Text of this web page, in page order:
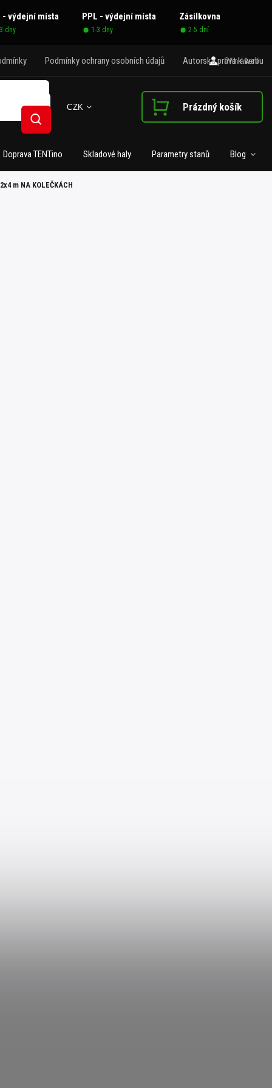
- výdejní místa PPL - výdejní místa Zásilkovna
dny 1-3 dny 2-5 dní
Podmínky ochrany osobních údajů Autorská práva k webu
CZK
Přihlášení
Hledat
Nákupní košíkPrázdný košík
Doprava TENTino Skladové haly Parametry stanů Blog
m NA KOLEČKÁCH